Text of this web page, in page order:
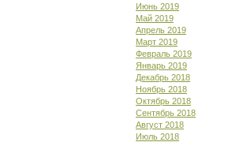
Июнь 2019
Май 2019
Апрель 2019
Март 2019
Февраль 2019
Январь 2019
Декабрь 2018
Ноябрь 2018
Октябрь 2018
Сентябрь 2018
Август 2018
Июль 2018